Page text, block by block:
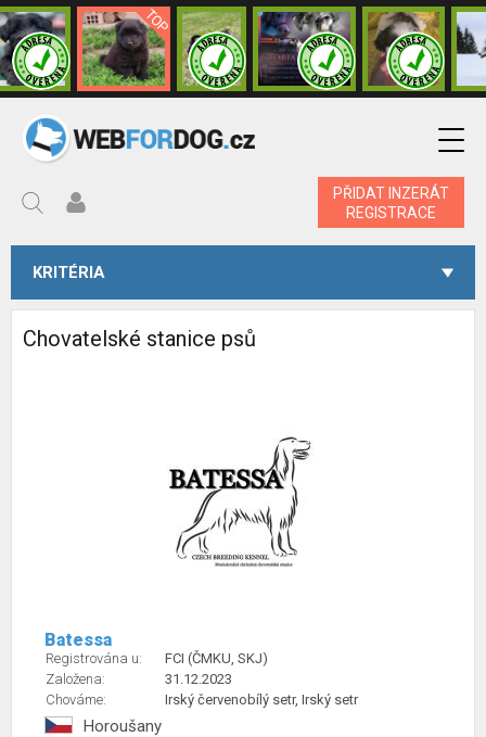
PŘIDAT INZERÁT
REGISTRACE
KRITÉRIA
Chovatelské stanice psů
Batessa
Registrována u:
FCI (ČMKU, SKJ)
Založena:
31.12.2023
Chováme:
Irský červenobílý setr, Irský setr
Horoušany